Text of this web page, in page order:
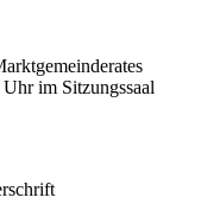
im Sitzungssaal